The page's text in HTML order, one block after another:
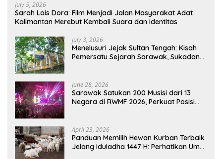
July 5, 2026
Sarah Lois Dora: Film Menjadi Jalan Masyarakat Adat
Kalimantan Merebut Kembali Suara dan Identitas
July 3, 2026
Menelusuri Jejak Sultan Tengah: Kisah
Pemersatu Sejarah Sarawak, Sukadana,
June 28, 2026
Sarawak Satukan 200 Musisi dari 13
Negara di RWMF 2026, Perkuat Posisi
April 23, 2026
Panduan Memilih Hewan Kurban Terbaik
Jelang Iduladha 1447 H: Perhatikan Umur